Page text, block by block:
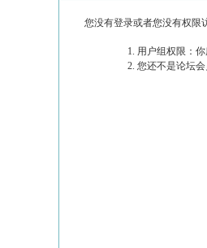
您没有登录或者您没有权限
用户组权限：
您还不是论坛